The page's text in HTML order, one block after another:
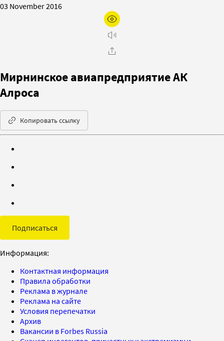
03 November 2016
Мирнинское авиапредприятие АК
Алроса
Копировать ссылку
Подписаться
Информация:
Контактная информация
Правила обработки
Реклама в журнале
Реклама на сайте
Условия перепечатки
Архив
Вакансии в Forbes Russia